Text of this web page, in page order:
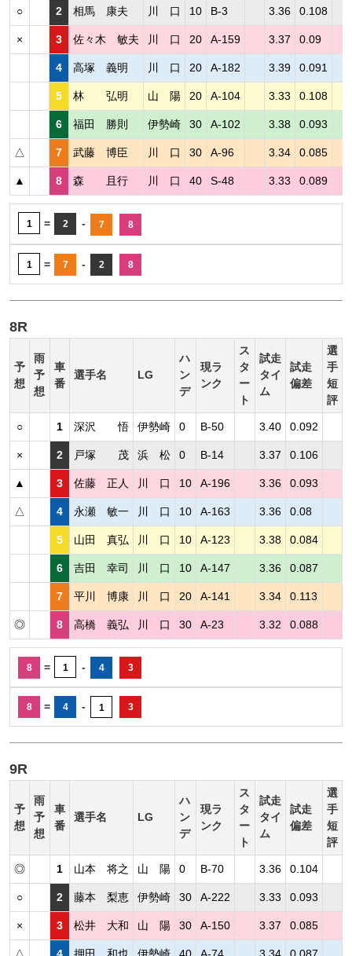
○ 2 相馬 康夫 川 口 10 B-3 3.36 0.108
× 3 佐々木 敏夫 川 口 20 A-159 3.37 0.09
4 高塚 義明 川 口 20 A-182 3.39 0.091
5 林 弘明 山 陽 20 A-104 3.33 0.108
6 福田 勝則 伊勢崎 30 A-102 3.38 0.093
△ 7 武藤 博臣 川 口 30 A-96 3.34 0.085
▲ 8 森 且行 川 口 40 S-48 3.33 0.089
1 = 2 - 7 8
1 = 7 - 2 8
8R
予
想
雨
予
想
車
番
選手名 LG
ハ
ン
デ
現ラ
ンク
ス
タ
ー
ト
試走
タイ
ム
試走
偏差
選
手
短
評
○ 1 深沢 悟 伊勢崎 0 B-50 3.40 0.092
× 2 戸塚 茂 浜 松 0 B-14 3.37 0.106
▲ 3 佐藤 正人 川 口 10 A-196 3.36 0.093
△ 4 永瀬 敏一 川 口 10 A-163 3.36 0.08
5 山田 真弘 川 口 10 A-123 3.38 0.084
6 吉田 幸司 川 口 10 A-147 3.36 0.087
7 平川 博康 川 口 20 A-141 3.34 0.113
◎ 8 高橋 義弘 川 口 30 A-23 3.32 0.088
8 = 1 - 4 3
8 = 4 - 1 3
9R
予
想
雨
予
想
車
番
選手名 LG
ハ
ン
デ
現ラ
ンク
ス
タ
ー
ト
試走
タイ
ム
試走
偏差
選
手
短
評
◎ 1 山本 将之 山 陽 0 B-70 3.36 0.104
○ 2 藤本 梨恵 伊勢崎 30 A-222 3.33 0.093
× 3 松井 大和 山 陽 30 A-150 3.37 0.085